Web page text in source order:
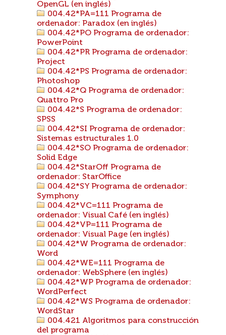
OpenGL (en inglés)
004.42*PA=111 Programa de
ordenador: Paradox (en inglés)
004.42*PO Programa de ordenador:
PowerPoint
004.42*PR Programa de ordenador:
Project
004.42*PS Programa de ordenador:
Photoshop
004.42*Q Programa de ordenador:
Quattro Pro
004.42*S Programa de ordenador:
SPSS
004.42*SI Programa de ordenador:
Sistemas estructurales 1.0
004.42*SO Programa de ordenador:
Solid Edge
004.42*StarOff Programa de
ordenador: StarOffice
004.42*SY Programa de ordenador:
Symphony
004.42*VC=111 Programa de
ordenador: Visual Café (en inglés)
004.42*VP=111 Programa de
ordenador: Visual Page (en inglés)
004.42*W Programa de ordenador:
Word
004.42*WE=111 Programa de
ordenador: WebSphere (en inglés)
004.42*WP Programa de ordenador:
WordPerfect
004.42*WS Programa de ordenador:
WordStar
004.421 Algoritmos para construcción
del programa